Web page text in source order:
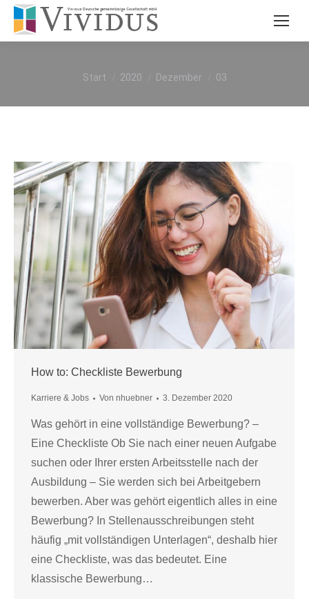
Sie befinden sich hier:
Start 2020 Dezember 03
How to: Checkliste Bewerbung
Karriere & Jobs Von nhuebner 3. Dezember 2020
Was gehört in eine vollständige Bewerbung? –
Eine Checkliste Ob Sie nach einer neuen Aufgabe
suchen oder Ihrer ersten Arbeitsstelle nach der
Ausbildung – Sie werden sich bei Arbeitgebern
bewerben. Aber was gehört eigentlich alles in eine
Bewerbung? In Stellenausschreibungen steht
häufig „mit vollständigen Unterlagen“, deshalb hier
eine Checkliste, was das bedeutet. Eine
klassische Bewerbung…